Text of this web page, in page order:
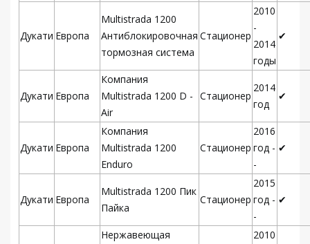
Дукати Европа
Multistrada 1200
Антиблокировочная
тормозная система
Стационер
2010
-
2014
годы
✔
Дукати Европа
Компания
Multistrada 1200 D -
Air
Стационер
2014
год
✔
Дукати Европа
Компания
Multistrada 1200
Enduro
Стационер
2016
год -
-
✔
Дукати Европа
Multistrada 1200 Пик
Пайка
Стационер
2015
год -
-
✔
Нержавеющая
2010